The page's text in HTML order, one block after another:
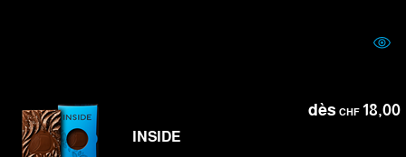
dès CHF18,00
INSIDE